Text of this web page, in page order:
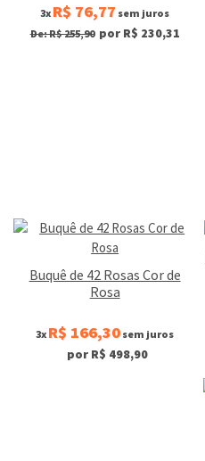
3x R$ 76,77 sem juros
De: R$ 255,90 por R$ 230,31
Buquê de 42 Rosas Cor de
Rosa
3x R$ 166,30 sem juros
por R$ 498,90